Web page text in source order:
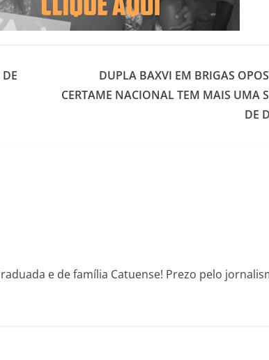
DUPLA BAXVI EM BRIGAS
CERTAME NACIONAL TEM MAIS UMA
DE
e de família Catuense! Prezo pelo